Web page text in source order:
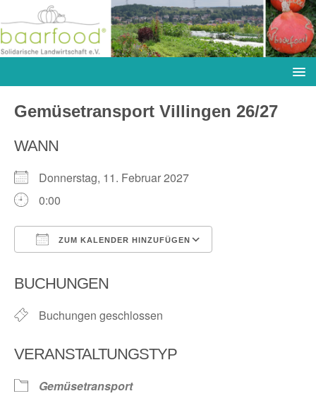
Gemüsetransport Villingen 26/27
WANN
Donnerstag, 11. Februar 2027
0:00
ZUM KALENDER HINZUFÜGEN
BUCHUNGEN
Buchungen geschlossen
VERANSTALTUNGSTYP
Gemüsetransport